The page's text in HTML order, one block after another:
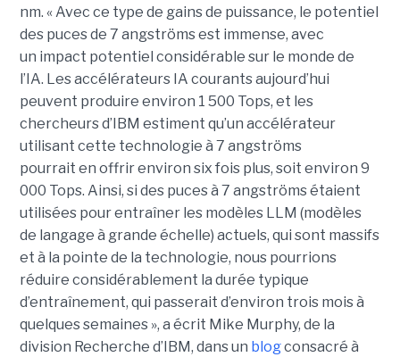
nm. « Avec ce type de gains de puissance, le potentiel
des puces de 7 angströms est immense, avec
un impact potentiel considérable sur le monde de
l’IA. Les accélérateurs IA courants aujourd’hui
peuvent produire environ 1 500 Tops, et les
chercheurs d’IBM estiment qu’un accélérateur
utilisant cette technologie à 7 angströms
pourrait en offrir environ six fois plus, soit environ 9
000 Tops. Ainsi, si des puces à 7 angströms étaient
utilisées pour entraîner les modèles LLM (modèles
de langage à grande échelle) actuels, qui sont massifs
et à la pointe de la technologie, nous pourrions
réduire considérablement la durée typique
d’entraînement, qui passerait d’environ trois mois à
quelques semaines », a écrit Mike Murphy, de la
division Recherche d’IBM, dans un blogconsacré à